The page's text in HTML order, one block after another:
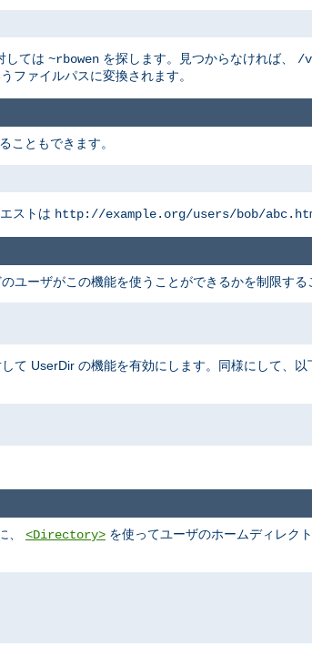
しては ~rbowen を探します。見つからなければ、 /
ファイルパスに変換されます。
こともできます。
ストは http://example.org/users/bob/
ユーザがこの機能を使うことができるかを制限する
て UserDir の機能を有効にします。同様にして、
、 <Directory> を使ってユーザのホームディレク